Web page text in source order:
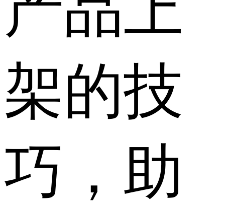
架的技
巧，助